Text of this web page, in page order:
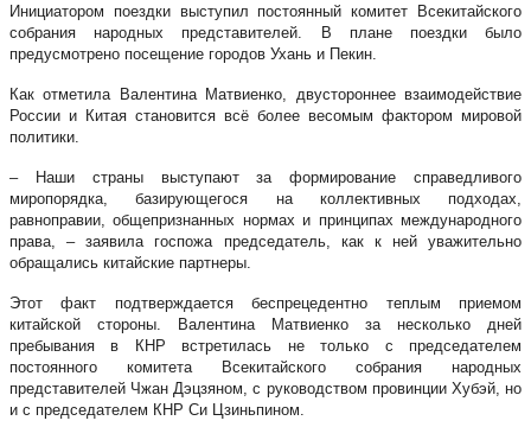
Инициатором поездки выступил постоянный комитет Всекитайского
собрания народных представителей. В плане поездки было
предусмотрено посещение городов Ухань и Пекин.
Как отметила Валентина Матвиенко, двустороннее взаимодействие
России и Китая становится всё более весомым фактором мировой
политики.
– Наши страны выступают за формирование справедливого
миропорядка, базирующегося на коллективных подходах,
равноправии, общепризнанных нормах и принципах международного
права, – заявила госпожа председатель, как к ней уважительно
обращались китайские партнеры.
Этот факт подтверждается беспрецедентно теплым приемом
китайской стороны. Валентина Матвиенко за несколько дней
пребывания в КНР встретилась не только с председателем
постоянного комитета Всекитайского собрания народных
представителей Чжан Дэцзяном, с руководством провинции Хубэй, но
и с председателем КНР Си Цзиньпином.